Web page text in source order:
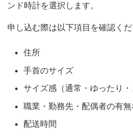
ンド時計を選択します。
申し込む際は以下項目を確認くだ
住所
手首のサイズ
サイズ感（通常・ゆったり・
職業・勤務先・配偶者の有
配送時間